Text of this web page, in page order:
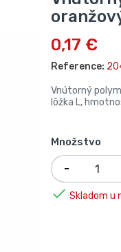
0,17 €
Reference:
Vnútorný
lôžka L,
Množstvo
 Skladom u